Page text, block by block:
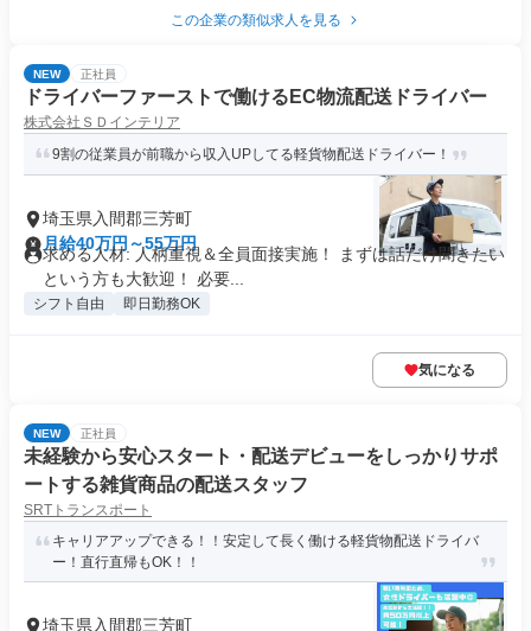
この企業の類似求人を見る
NEW 正社員
ドライバーファーストで働けるEC物流配送ドライバー
株式会社ＳＤインテリア
9割の従業員が前職から収入UPしてる軽貨物配送ドライバー！
埼玉県入間郡三芳町
月給40万円～55万円
求める人材: 人柄重視＆全員面接実施！ まずは話だけ聞きたい
という方も大歓迎！ 必要...
シフト自由 即日勤務OK
気になる
NEW 正社員
未経験から安心スタート・配送デビューをしっかりサポ
ートする雑貨商品の配送スタッフ
SRTトランスポート
キャリアアップできる！！安定して長く働ける軽貨物配送ドライバ
ー！直行直帰もOK！！
埼玉県入間郡三芳町